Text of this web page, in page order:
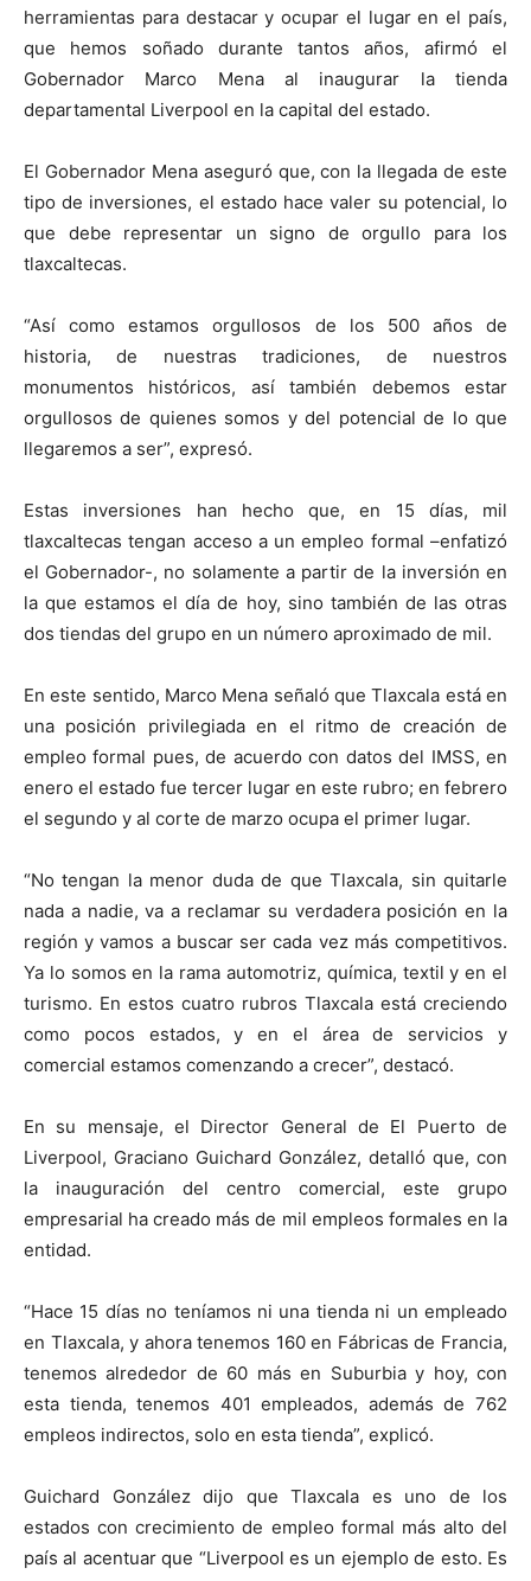
herramientas para destacar y ocupar el lugar en el país,
que hemos soñado durante tantos años, afirmó el
Gobernador Marco Mena al inaugurar la tienda
departamental Liverpool en la capital del estado.
El Gobernador Mena aseguró que, con la llegada de este
tipo de inversiones, el estado hace valer su potencial, lo
que debe representar un signo de orgullo para los
tlaxcaltecas.
“Así como estamos orgullosos de los 500 años de
historia, de nuestras tradiciones, de nuestros
monumentos históricos, así también debemos estar
orgullosos de quienes somos y del potencial de lo que
llegaremos a ser”, expresó.
Estas inversiones han hecho que, en 15 días, mil
tlaxcaltecas tengan acceso a un empleo formal –enfatizó
el Gobernador-, no solamente a partir de la inversión en
la que estamos el día de hoy, sino también de las otras
dos tiendas del grupo en un número aproximado de mil.
En este sentido, Marco Mena señaló que Tlaxcala está en
una posición privilegiada en el ritmo de creación de
empleo formal pues, de acuerdo con datos del IMSS, en
enero el estado fue tercer lugar en este rubro; en febrero
el segundo y al corte de marzo ocupa el primer lugar.
“No tengan la menor duda de que Tlaxcala, sin quitarle
nada a nadie, va a reclamar su verdadera posición en la
región y vamos a buscar ser cada vez más competitivos.
Ya lo somos en la rama automotriz, química, textil y en el
turismo. En estos cuatro rubros Tlaxcala está creciendo
como pocos estados, y en el área de servicios y
comercial estamos comenzando a crecer”, destacó.
En su mensaje, el Director General de El Puerto de
Liverpool, Graciano Guichard González, detalló que, con
la inauguración del centro comercial, este grupo
empresarial ha creado más de mil empleos formales en la
entidad.
“Hace 15 días no teníamos ni una tienda ni un empleado
en Tlaxcala, y ahora tenemos 160 en Fábricas de Francia,
tenemos alrededor de 60 más en Suburbia y hoy, con
esta tienda, tenemos 401 empleados, además de 762
empleos indirectos, solo en esta tienda”, explicó.
Guichard González dijo que Tlaxcala es uno de los
estados con crecimiento de empleo formal más alto del
país al acentuar que “Liverpool es un ejemplo de esto. Es